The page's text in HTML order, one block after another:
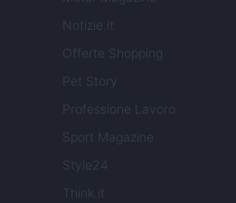
Notizie.it
Offerte Shopping
Pet Story
Professione Lavoro
Sport Magazine
Style24
Think.it